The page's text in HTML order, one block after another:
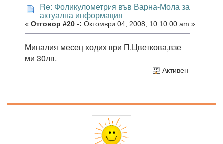
Re: Фоликулометрия във Варна-Мола за
актуална информация
« Отговор #20 -: Октомври 04, 2008, 10:10:00 am »
Миналия месец ходих при П.Цветкова,взе
ми 30лв.
Активен